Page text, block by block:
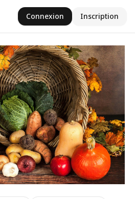
Connexion Inscription